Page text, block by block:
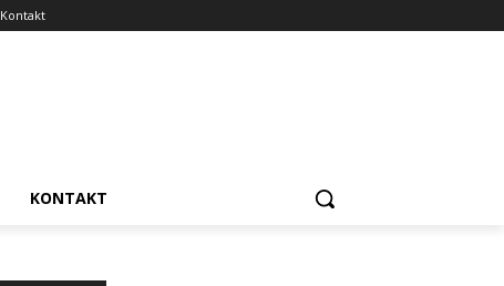
Kontakt
KONTAKT